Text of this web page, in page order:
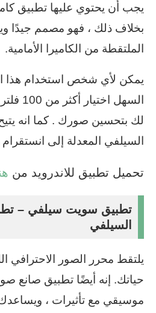
يجب أن يحتوي عليها تطبيق
بخلاف ذلك ، فهو مصمم جيدًا
الملتقطة من الكاميرا الأمامية.
يمكن لأي شخص استخدام هذا
السهل
لك بتحسين صورك . كما انه
السيلفي المعدلة إلى
تحميل تطبيق للاندرويد من
تطبيق سويت سيلفي –
السيلفي
يلتقط محرر الصور الاحترافي
حياتك. إنه أيضًا تطبيق صانع
موسيقي مع تأثيرات ،